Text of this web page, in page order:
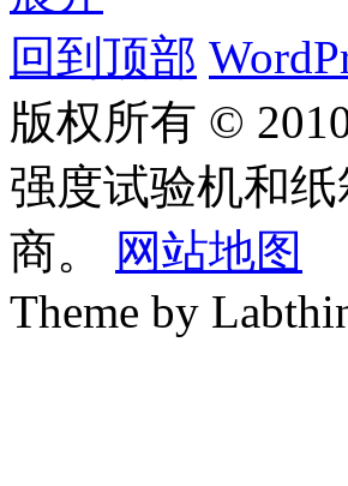
回到顶部
版权所有 ©
强度试验机和
商。
网站地图
Theme by